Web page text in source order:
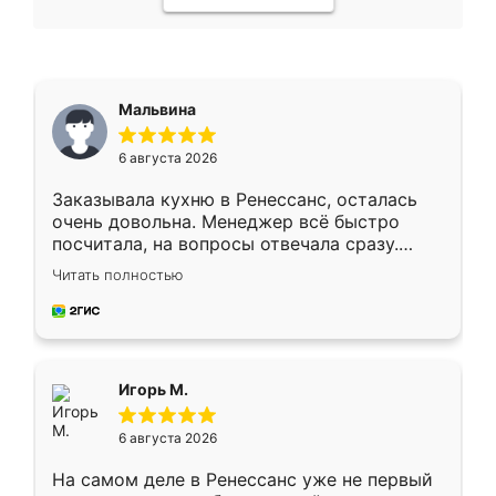
Мальвина
6 августа 2026
Заказывала кухню в Ренессанс, осталась
очень довольна. Менеджер всё быстро
посчитала, на вопросы отвечала сразу.
Замерщик приехал в субботу, подошёл к
делу со всей ответственностью. Собрали
за день, ребята работали аккуратно, даже
Читать полностью
Игорь М.
6 августа 2026
На самом деле в Ренессанс уже не первый